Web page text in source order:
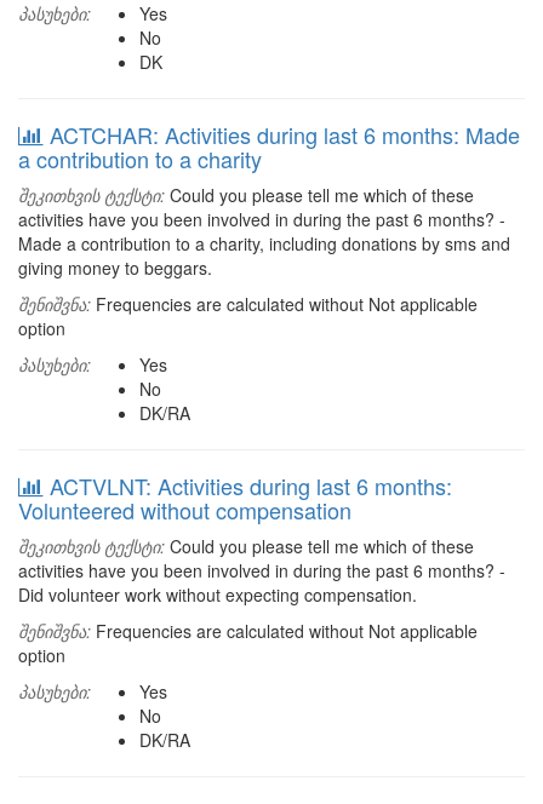
პასუხები:
Yes
No
DK
ACTCHAR: Activities during last 6 months: Made
a contribution to a charity
შეკითხვის ტექსტი: Could you please tell me which of these
activities have you been involved in during the past 6 months? -
Made a contribution to a charity, including donations by sms and
giving money to beggars.
შენიშვნა: Frequencies are calculated without Not applicable
option
პასუხები:
Yes
No
DK/RA
ACTVLNT: Activities during last 6 months:
Volunteered without compensation
შეკითხვის ტექსტი: Could you please tell me which of these
activities have you been involved in during the past 6 months? -
Did volunteer work without expecting compensation.
შენიშვნა: Frequencies are calculated without Not applicable
option
პასუხები:
Yes
No
DK/RA